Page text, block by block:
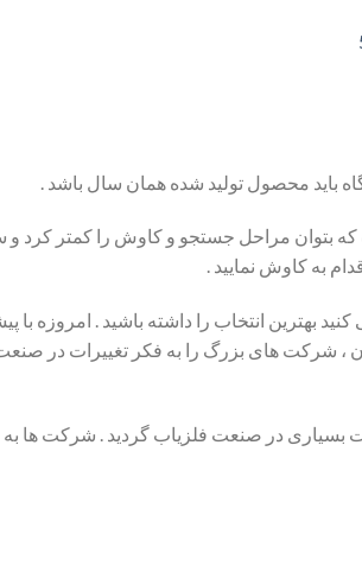
باید محصول تولید شده همان سال باشد .
بتوان مراحل جستجو و کاوش را کمتر کرد و
به کاوش نمایید .
بهترین انتخاب را داشته باشید . امروزه با
، شرکت های بزرگ را به فکر تغییرات در
در صنعت فلزیاب گردید . شرکت ها به